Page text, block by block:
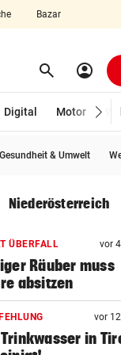
Bazar
search Suchen
account_circle
Digital Motor
Gesundheit & Umwelt
Niederösterreich
ÜBERFALL vor
Räuber muss
absitzen
vor
in